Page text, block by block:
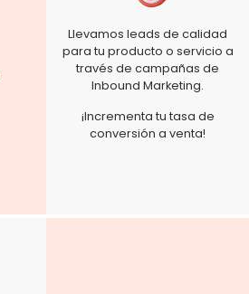
Llevamos leads de calidad
para tu producto o servicio a
través de campañas de
Inbound Marketing.
¡Incrementa tu tasa de
conversión a venta!